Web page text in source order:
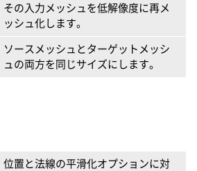
その入力メッシュを低解像度に再メ
ッシュ化します。
ソースメッシュとターゲットメッシ
ュの両方を同じサイズにします。
位置と法線の平滑化オプションに対